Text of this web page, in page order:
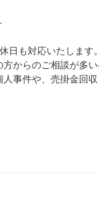
日も対応いたします
方からのご相談が多い
事件や、売掛金回